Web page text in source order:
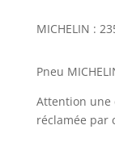
MICHELIN :
Pneu
Attention une
réclamée par